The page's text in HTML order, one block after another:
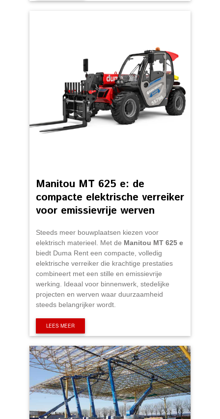
Manitou MT 625 e: de
compacte elektrische verreiker
voor emissievrije werven
Steeds meer bouwplaatsen kiezen voor
elektrisch materieel. Met de Manitou MT 625 e
biedt Duma Rent een compacte, volledig
elektrische verreiker die krachtige prestaties
combineert met een stille en emissievrije
werking. Ideaal voor binnenwerk, stedelijke
projecten en werven waar duurzaamheid
steeds belangrijker wordt.
LEES MEER